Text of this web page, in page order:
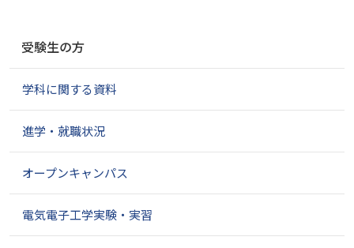
ゲ
シ
ン
受験生の方
学科に関する資料
進学・就職状況
オープンキャンパス
電気電子工学実験・実習